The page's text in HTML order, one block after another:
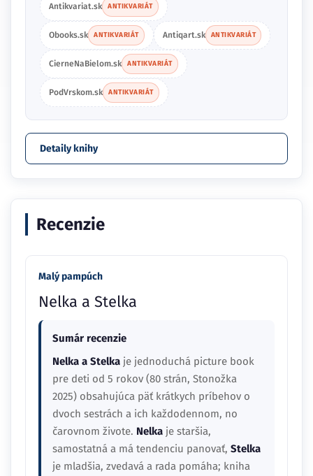
Antikvariat.sk ANTIKVARIÁT
Obooks.sk ANTIKVARIÁT Antiqart.sk ANTIKVARIÁT
CierneNaBielom.sk ANTIKVARIÁT
PodVrskom.sk ANTIKVARIÁT
Detaily knihy
Recenzie
Malý pampúch
Nelka a Stelka
Sumár recenzie
Nelka a Stelka je jednoduchá picture book
pre deti od 5 rokov (80 strán, Stonožka
2025) obsahujúca päť krátkych príbehov o
dvoch sestrách a ich každodennom, no
čarovnom živote. Nelka je staršia,
samostatná a má tendenciu panovať, Stelka
je mladšia, zvedavá a rada pomáha; kniha